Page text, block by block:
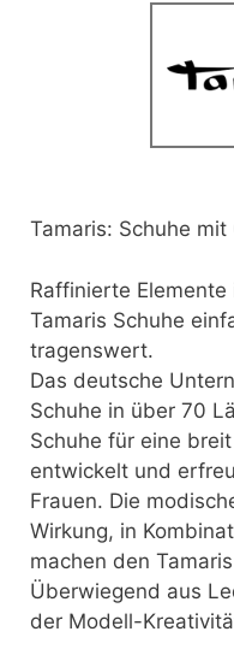
Tamaris: Schuhe
Raffinierte
Tamaris Schuhe
tragenswert.
Das deutsche
Schuhe in über 70
Schuhe für eine
entwickelt und
Frauen. Die
Wirkung, in
machen den
Überwiegend aus
der Modell-